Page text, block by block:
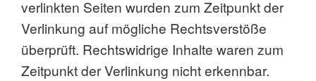
verlinkten Seiten wurden zum Zeitpunkt der
Verlinkung auf mögliche Rechtsverstöße
überprüft. Rechtswidrige Inhalte waren zum
Zeitpunkt der Verlinkung nicht erkennbar.